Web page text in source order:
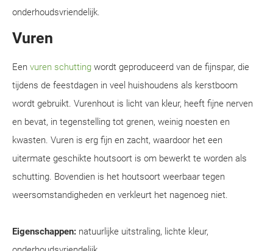
onderhoudsvriendelijk.
Vuren
Een vuren schutting wordt geproduceerd van de fijnspar, die
tijdens de feestdagen in veel huishoudens als kerstboom
wordt gebruikt. Vurenhout is licht van kleur, heeft fijne nerven
en bevat, in tegenstelling tot grenen, weinig noesten en
kwasten. Vuren is erg fijn en zacht, waardoor het een
uitermate geschikte houtsoort is om bewerkt te worden als
schutting. Bovendien is het houtsoort weerbaar tegen
weersomstandigheden en verkleurt het nagenoeg niet.
Eigenschappen: natuurlijke uitstraling, lichte kleur,